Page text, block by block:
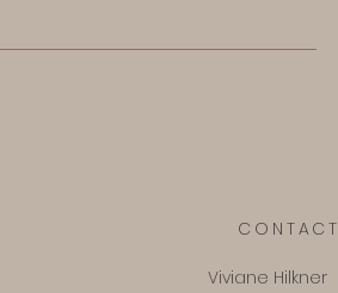
CONTACT
Viviane Hilkner